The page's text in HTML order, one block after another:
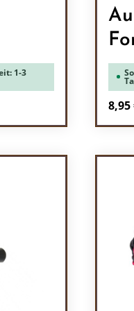
1-3
8,95